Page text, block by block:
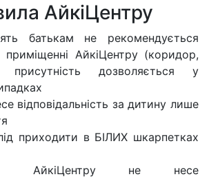
АйкіЦентру
батькам не рекомендується
приміщенні АйкіЦентру (коридор,
присутність дозволяється у
відповідальність за дитину лише
приходити в БІЛИХ шкарпетках
АйкіЦентру не несе